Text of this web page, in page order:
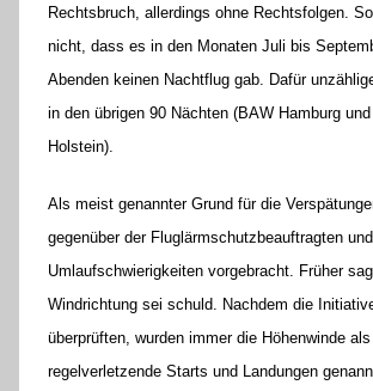
Rechtsbruch, allerdings ohne Rechtsfolgen.
nicht, dass es in den Monaten Juli bis
Abenden keinen Nachtflug gab. Dafür
in den übrigen 90 Nächten (BAW Hamburg
Holstein).
Als meist genannter Grund für die
gegenüber der Fluglärmschutzbeauftragten
Umlaufschwierigkeiten vorgebracht. Früher
Windrichtung sei schuld. Nachdem die
überprüften, wurden immer die Höhenwinde
regelverletzende Starts und Landungen